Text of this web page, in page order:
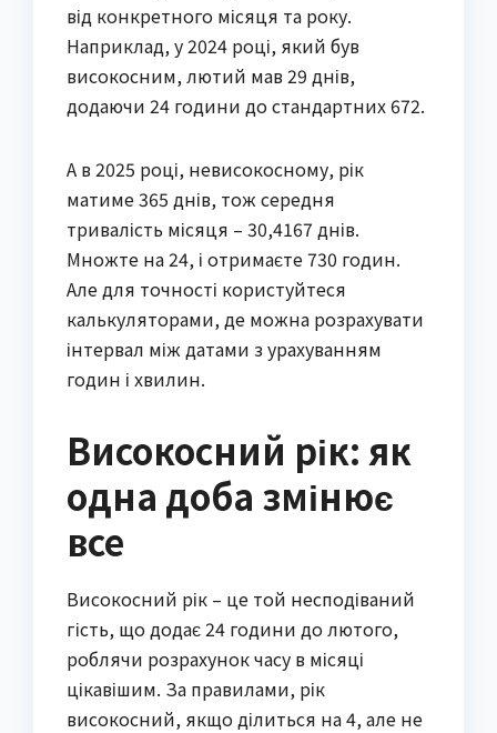
від конкретного місяця та року.
Наприклад, у 2024 році, який був
високосним, лютий мав 29 днів,
додаючи 24 години до стандартних 672.
А в 2025 році, невисокосному, рік
матиме 365 днів, тож середня
тривалість місяця – 30,4167 днів.
Множте на 24, і отримаєте 730 годин.
Але для точності користуйтеся
калькуляторами, де можна розрахувати
інтервал між датами з урахуванням
годин і хвилин.
Високосний рік: як
одна доба змінює
все
Високосний рік – це той несподіваний
гість, що додає 24 години до лютого,
роблячи розрахунок часу в місяці
цікавішим. За правилами, рік
високосний, якщо ділиться на 4, але не